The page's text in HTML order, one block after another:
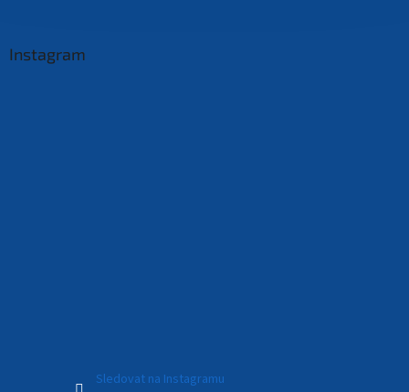
Instagram
Sledovat na Instagramu